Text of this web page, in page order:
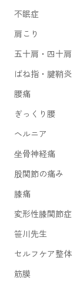
不眠症
肩こり
五十肩・四十肩
ばね指・腱鞘炎
腰痛
ぎっくり腰
ヘルニア
坐骨神経痛
股関節の痛み
膝痛
変形性膝関節症
笹川先生
セルフケア整体
筋膜